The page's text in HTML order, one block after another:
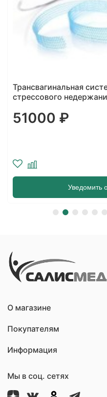
Трансвагинальная
стрессового
51000 ₽
Уведомить
О магазине
Покупателям
Информация
Мы в соц. сетях